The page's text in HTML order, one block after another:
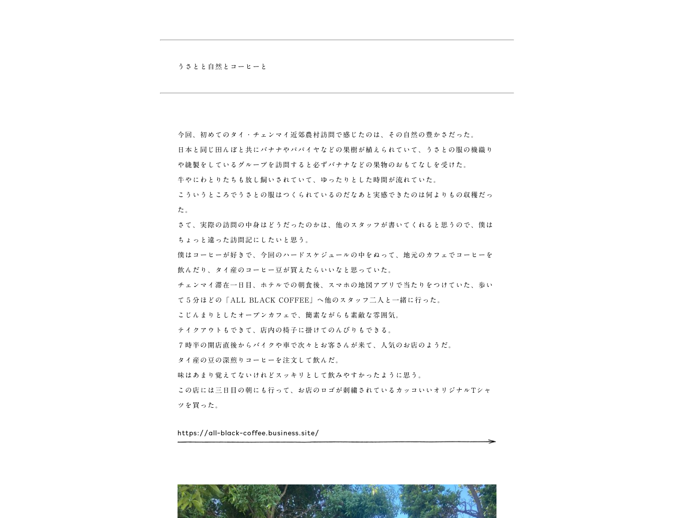
うさとと自然とコーヒーと
今回、初めてのタイ・チェンマイ近郊農村訪問で感じたのは、その自然の豊かさだった。
日本と同じ田んぼと共にバナナやパパイヤなどの果樹が植えられていて、うさとの服の機織り
や縫製をしているグループを訪問すると必ずバナナなどの果物のおもてなしを受けた。
牛やにわとりたちも放し飼いされていて、ゆったりとした時間が流れていた。
こういうところでうさとの服はつくられているのだなあと実感できたのは何よりもの収穫だっ
た。
さて、実際の訪問の中身はどうだったのかは、他のスタッフが書いてくれると思うので、僕は
ちょっと違った訪問記にしたいと思う。
僕はコーヒーが好きで、今回のハードスケジュールの中をぬって、地元のカフェでコーヒーを
飲んだり、タイ産のコーヒー豆が買えたらいいなと思っていた。
チェンマイ滞在一日目、ホテルでの朝食後、スマホの地図アプリで当たりをつけていた、歩い
て５分ほどの「ALL BLACK COFFEE」へ他のスタッフ二人と一緒に行った。
こじんまりとしたオープンカフェで、簡素ながらも素敵な雰囲気。
テイクアウトもできて、店内の椅子に掛けてのんびりもできる。
７時半の開店直後からバイクや車で次々とお客さんが来て、人気のお店のようだ。
タイ産の豆の深煎りコーヒーを注文して飲んだ。
味はあまり覚えてないけれどスッキリとして飲みやすかったように思う。
この店には三日目の朝にも行って、お店のロゴが刺繍されているカッコいいオリジナルTシャ
ツを買った。
https://all-black-coffee.business.site/